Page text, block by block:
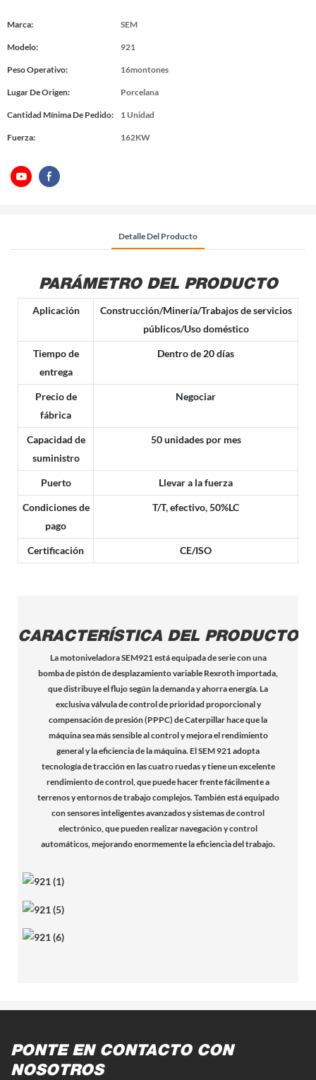
Marca: SEM
Modelo: 921
Peso Operativo: 16montones
Lugar De Origen: Porcelana
Cantidad Mínima De Pedido: 1 Unidad
Fuerza: 162KW
Detalle Del Producto
PARÁMETRO DEL PRODUCTO
Aplicación
Construcción/Minería/Trabajos de servicios
públicos/Uso doméstico
Tiempo de
entrega
Dentro de 20 días
Precio de
fábrica
Negociar
Capacidad de
suministro
50 unidades por mes
Puerto Llevar a la fuerza
Condiciones de
pago
T/T, efectivo, 50%LC
Certificación CE/ISO
CARACTERÍSTICA DEL PRODUCTO
La motoniveladora SEM921 está equipada de serie con una
bomba de pistón de desplazamiento variable Rexroth importada,
que distribuye el flujo según la demanda y ahorra energía. La
exclusiva válvula de control de prioridad proporcional y
compensación de presión (PPPC) de Caterpillar hace que la
máquina sea más sensible al control y mejora el rendimiento
general y la eficiencia de la máquina. El SEM 921 adopta
tecnología de tracción en las cuatro ruedas y tiene un excelente
rendimiento de control, que puede hacer frente fácilmente a
terrenos y entornos de trabajo complejos. También está equipado
con sensores inteligentes avanzados y sistemas de control
electrónico, que pueden realizar navegación y control
automáticos, mejorando enormemente la eficiencia del trabajo.
PONTE EN CONTACTO CON
NOSOTROS